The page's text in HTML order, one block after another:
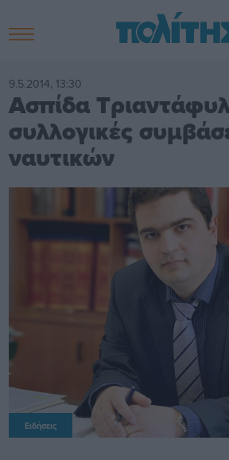
9.5.2014, 13:30
Ασπίδα
συλλογικές
ναυτικών
Ειδήσεις